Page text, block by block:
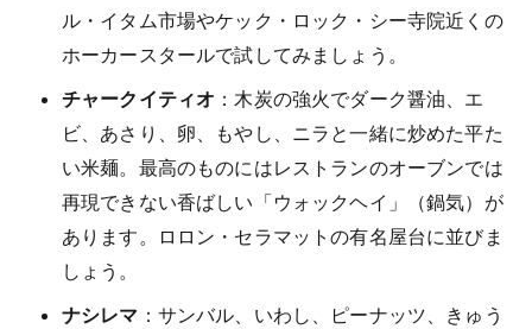
ル・イタム市場やケック・ロック・シー寺院近くの
ホーカースタールで試してみましょう。
チャークイティオ ：木炭の強火でダーク醤油、エ
ビ、あさり、卵、もやし、ニラと一緒に炒めた平た
い米麺。最高のものにはレストランのオーブンでは
再現できない香ばしい「ウォックヘイ」（鍋気）が
あります。ロロン・セラマットの有名屋台に並びま
しょう。
ナシレマ ：サンバル、いわし、ピーナッツ、きゅう